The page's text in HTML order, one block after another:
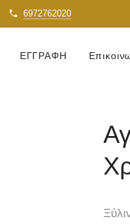
6972762020
ΕΓΓΡΑΦΗ